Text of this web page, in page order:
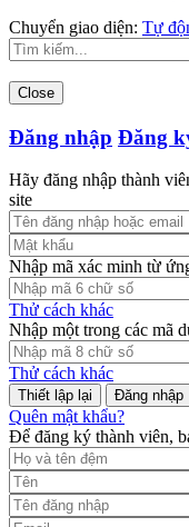
Chuyển giao diện: Tự
Close
Đăng nhập Đăng
Hãy đăng nhập thành
site
Nhập mã xác minh từ
Thử cách khác
Nhập một trong các mã
Thử cách khác
Đăng nhập
Quên mật khẩu?
Để đăng ký thành viên,